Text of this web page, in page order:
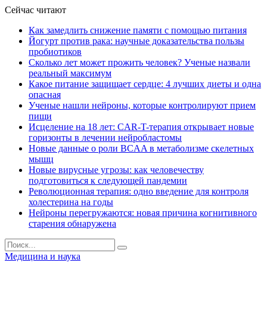
Сейчас читают
Как замедлить снижение памяти с помощью питания
Йогурт против рака: научные доказательства пользы
пробиотиков
Сколько лет может прожить человек? Ученые назвали
реальный максимум
Какое питание защищает сердце: 4 лучших диеты и одна
опасная
Ученые нашли нейроны, которые контролируют прием
пищи
Исцеление на 18 лет: CAR-T-терапия открывает новые
горизонты в лечении нейробластомы
Новые данные о роли BCAA в метаболизме скелетных
мышц
Новые вирусные угрозы: как человечеству
подготовиться к следующей пандемии
Революционная терапия: одно введение для контроля
холестерина на годы
Нейроны перегружаются: новая причина когнитивного
старения обнаружена
Медицина и наука